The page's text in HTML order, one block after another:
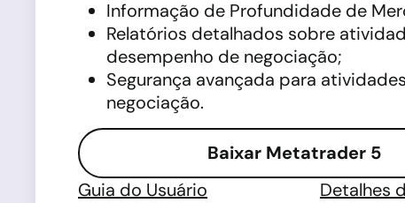
Informação de Profundidade de
Relatórios detalhados sobre
desempenho de negociação;
Segurança avançada para
negociação.
Baixar Metatrader 5
Guia do Usuário
Detalhes